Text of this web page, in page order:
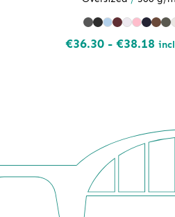
€36.30 - €38.18